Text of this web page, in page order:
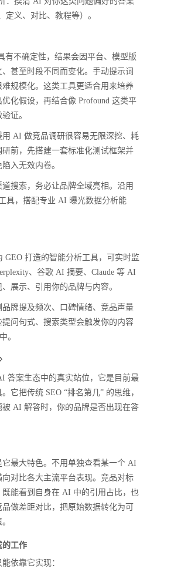
定义、对比、教程等）。
有不确定性，结果会因平台、模型版
甚至时段不同而变化。手动提示词
规模化。这类工具更适合用来培养
化假设，再结合像 Profound 这类平
证。
用 AI 做竞品调研很容易无限深挖、耗
研前，先搭建一套标准化测试框架并
入无效内卷。
搜索，务必让品牌全域亮相。沿用
具，搭配专业 AI 曝光数据分析能
GEO 打造的智能分析工具，可实时监
、谷歌 AI 摘要、Claude 等 AI
展示、引用你的品牌与内容。
品牌提及频次、口碑情绪、竞品声量
提问句式、搜索类型会触发你的内容
。
答案生态中的真实站位，它是目前最
它把传统 SEO “排名第几” 的思维，
被 AI 解答时，你的品牌是否出现在答
它最大特色。不用单独查看某一个 AI
向对比各大主流平台表现。竞品对标
既能看到自身在 AI 中的引用占比，也
做差距对比，把原始数据转化为可
的工作
依靠它实现：